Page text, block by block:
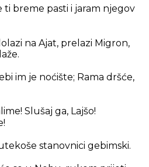
ti breme pasti i jaram njegov
na Ajat, prelazi Migron,
im je noćište; Rama dršće,
Slušaj ga, Lajšo!
stanovnici gebimski.